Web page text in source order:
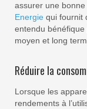
assurer une
Energie qui fournit
entendu
moyen et long
Réduire la
Lorsque les
rendements à